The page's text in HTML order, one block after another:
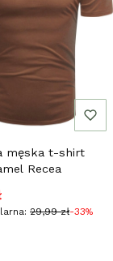
męska t-shirt
Recea
29,99 zł-33%